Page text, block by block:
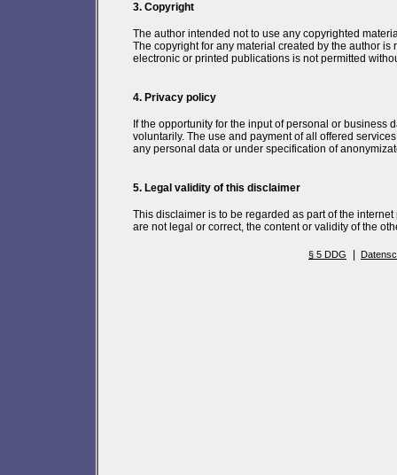
3. Copyright
The author intended not to use any copyrighted
The copyright for any material created by the author
electronic or printed publications is not permitted
4. Privacy policy
If the opportunity for the input of personal or
voluntarily. The use and payment of all offered
any personal data or under specification of
5. Legal validity of this disclaimer
This disclaimer is to be regarded as part of the
are not legal or correct, the content or validity of the
§ 5 DDG